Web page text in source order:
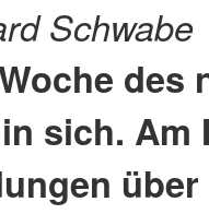
Schwabe
des
sich. Am